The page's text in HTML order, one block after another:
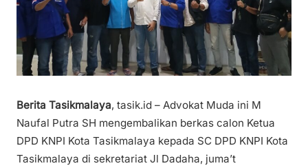
Berita Tasikmalaya, tasik.id – Advokat Muda ini M
Naufal Putra SH mengembalikan berkas calon Ketua
DPD KNPI Kota Tasikmalaya kepada SC DPD KNPI Kota
Tasikmalaya di sekretariat Jl Dadaha, juma’t